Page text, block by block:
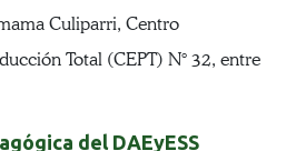
Culiparri, Centro
Total (CEPT) N° 32, entre
del DAEyESS